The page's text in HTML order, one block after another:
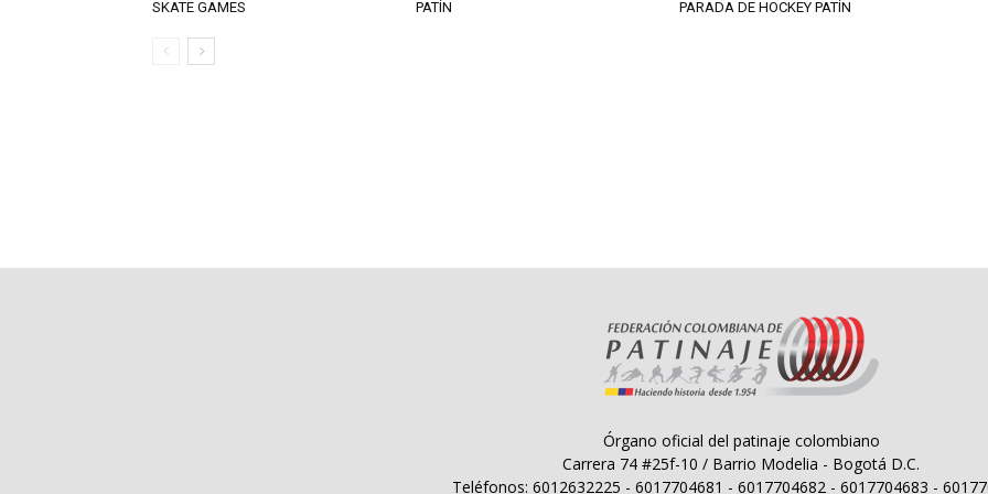
SKATE GAMES
PATÍN
PARADA DE HOCKEY PATÍN
Órgano oficial del patinaje colombiano
Carrera 74 #25f-10 / Barrio Modelia - Bogotá D.C.
Teléfonos: 6012632225 - 6017704681 - 6017704682 - 6017704683 -